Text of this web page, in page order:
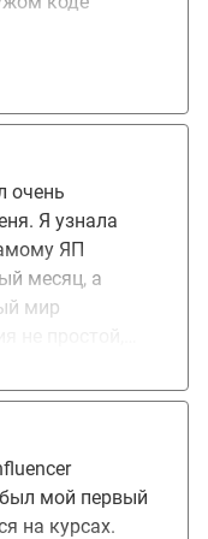
легкое
проектах
очень
Я узнала
ЯП
месяц, а
мир
много
инфы изучить
"с
уроку
был мой первый
на курсах.